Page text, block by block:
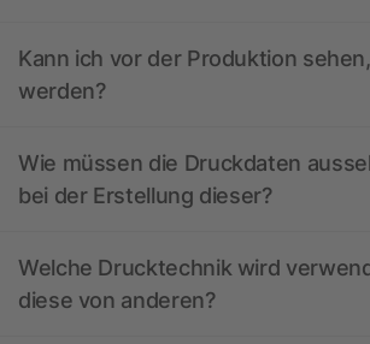
Kann ich vor der Produktion
werden?
Wie müssen die Druckdaten
bei der Erstellung dieser?
Welche Drucktechnik wird
diese von anderen?